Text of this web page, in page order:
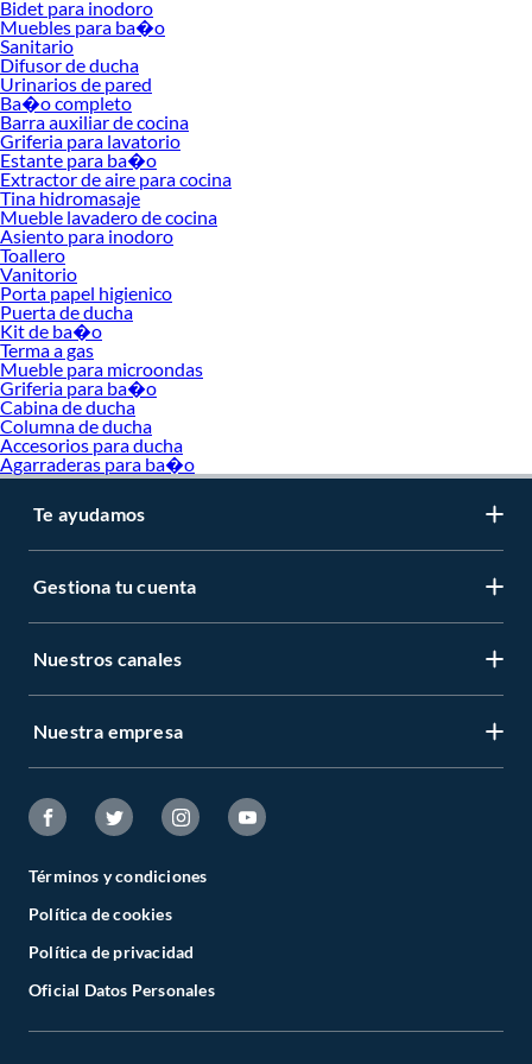
oferta de marcas prestigiosas y reconocidas en Mamparas para duchas. De esta
manera, inviertes en durabilidad, rendimiento, excelencia y satisfacción
garantizada.
Bidet para inodoro
Muebles para ba�o
Sanitario
Difusor de ducha
Urinarios de pared
Ba�o completo
Barra auxiliar de cocina
Griferia para lavatorio
Estante para ba�o
Extractor de aire para cocina
Tina hidromasaje
Mueble lavadero de cocina
Asiento para inodoro
Toallero
Vanitorio
Porta papel higienico
Puerta de ducha
Kit de ba�o
Terma a gas
Mueble para microondas
Griferia para ba�o
Cabina de ducha
Columna de ducha
Accesorios para ducha
Agarraderas para ba�o
Te ayudamos
Gestiona tu cuenta
Nuestros canales
Nuestra empresa
Términos y condiciones
Política de cookies
Política de privacidad
Oficial Datos Personales